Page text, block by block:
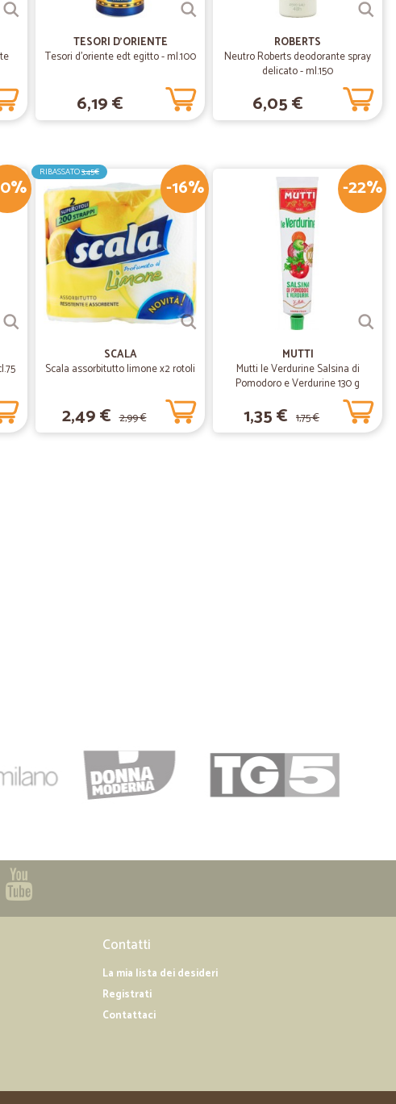
ricevuti, ma che fatica riuscire a far l'ordine, quasi 2
04/09/2019
consigliato per l'esperienza avuta con un ordine
per l'esperienza avuta con un ordine tramite loro
24/04/2019
una spesa di articoli fragili, ma tutto è arrivato
con il fine di ridurre al minimo i rischi di rotture:ci sono
PREZZI OTTIMI E…
OTTIMI E SPEDIZIONE VELOCISSIMA
TESORI D'ORIENTE
Tesori d'oriente edt egitto - ml.100
6,19 €
ROBERTS
Neutro Roberts deodorante spray
delicato - ml.150
6,05 €
-16%
RIBASSATO3,45€
SCALA
Scala assorbitutto limone x2 rotoli
2,49 € 2,99 €
-22%
MUTTI
Mutti le Verdurine Salsina di
Pomodoro e Verdurine 130 g
1,35 € 1,75 €
Contatti
La mia lista dei desideri
Registrati
Contattaci